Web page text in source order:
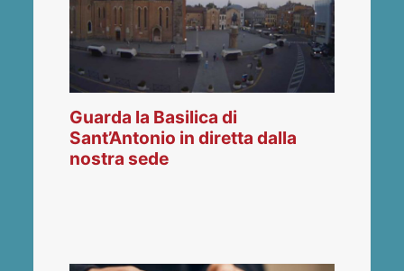
Guarda la Basilica di
Sant’Antonio in diretta dalla
nostra sede